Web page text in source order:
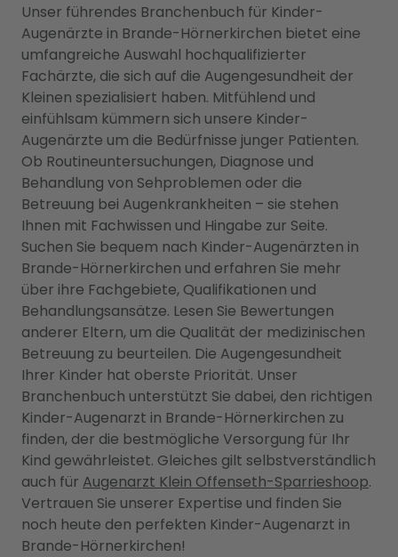
Unser führendes Branchenbuch für Kinder-
Augenärzte in Brande-Hörnerkirchen bietet eine
umfangreiche Auswahl hochqualifizierter
Fachärzte, die sich auf die Augengesundheit der
Kleinen spezialisiert haben. Mitfühlend und
einfühlsam kümmern sich unsere Kinder-
Augenärzte um die Bedürfnisse junger Patienten.
Ob Routineuntersuchungen, Diagnose und
Behandlung von Sehproblemen oder die
Betreuung bei Augenkrankheiten – sie stehen
Ihnen mit Fachwissen und Hingabe zur Seite.
Suchen Sie bequem nach Kinder-Augenärzten in
Brande-Hörnerkirchen und erfahren Sie mehr
über ihre Fachgebiete, Qualifikationen und
Behandlungsansätze. Lesen Sie Bewertungen
anderer Eltern, um die Qualität der medizinischen
Betreuung zu beurteilen. Die Augengesundheit
Ihrer Kinder hat oberste Priorität. Unser
Branchenbuch unterstützt Sie dabei, den richtigen
Kinder-Augenarzt in Brande-Hörnerkirchen zu
finden, der die bestmögliche Versorgung für Ihr
Kind gewährleistet. Gleiches gilt selbstverständlich
auch für Augenarzt Klein Offenseth-Sparrieshoop.
Vertrauen Sie unserer Expertise und finden Sie
noch heute den perfekten Kinder-Augenarzt in
Brande-Hörnerkirchen!